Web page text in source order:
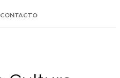
CONTACTO